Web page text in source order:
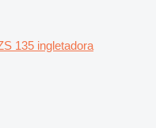
135 ingletadora